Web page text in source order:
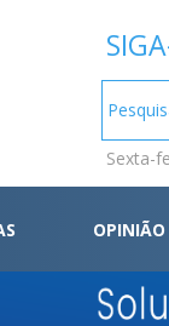
Sexta-
OPINIÃO